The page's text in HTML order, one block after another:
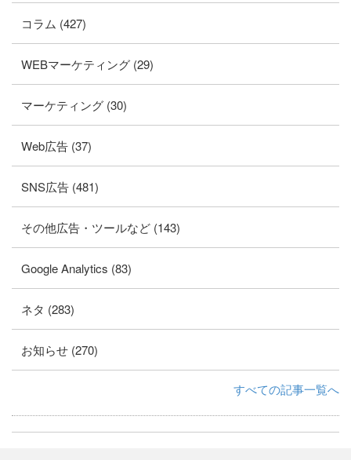
コラム (427)
WEBマーケティング (29)
マーケティング (30)
Web広告 (37)
SNS広告 (481)
その他広告・ツールなど (143)
Google Analytics (83)
ネタ (283)
お知らせ (270)
すべての記事一覧へ